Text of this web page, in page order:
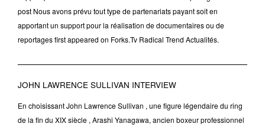
post Nous avons prévu tout type de partenariats payant soit en
apportant un support pour la réalisation de documentaires ou de
reportages first appeared on Forks.Tv Radical Trend Actualités.
JOHN LAWRENCE SULLIVAN INTERVIEW
En choisissant John Lawrence Sullivan , une figure légendaire du ring
de la fin du XIX siècle , Arashi Yanagawa, ancien boxeur professionnel